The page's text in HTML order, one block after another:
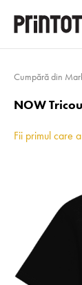
Cumpără din
NOW
Fii primul care